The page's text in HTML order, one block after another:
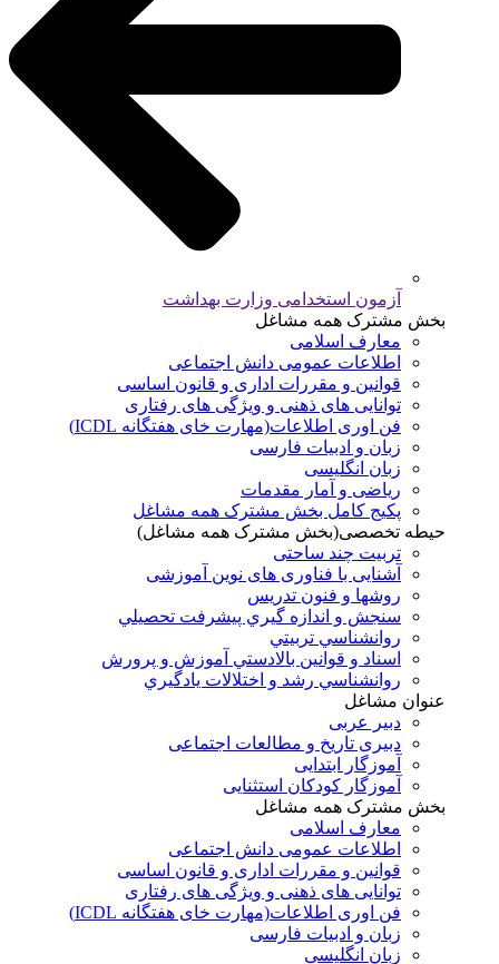
آزمون استخدامی وزارت بهداشت
بخش مشترک همه مشاغل
معارف اسلامی
اطلاعات عمومی دانش اجتماعی
قوانین و مقررات اداری و قانون اساسی
توانایی های ذهنی و ویژگی های رفتاری
فن اوری اطلاعات(مهارت خای هفتگانه ICDL)
زبان و ادبیات فارسی
زبان انگلیسی
ریاضی و آمار مقدمات
پکیج کامل بخش مشترک همه مشاغل
حیطه تخصصی(بخش مشترک همه مشاغل)
تربیت چند ساحتی
آشنایی با فناوری های نوین آموزشی
روشها و فنون تدريس
سنجش و اندازه گيري پيشرفت تحصيلي
روانشناسي تربيتي
اسناد و قوانين بالادستي آموزش و پرورش
روانشناسي رشد و اختلالات يادگيري
عنوان مشاغل
دبير عربی
دبیری تاریخ و مطالعات اجتماعی
آموزگار ابتدایی
آموزگار کودکان استثنایی
بخش مشترک همه مشاغل
معارف اسلامی
اطلاعات عمومی دانش اجتماعی
قوانین و مقررات اداری و قانون اساسی
توانایی های ذهنی و ویژگی های رفتاری
فن اوری اطلاعات(مهارت خای هفتگانه ICDL)
زبان و ادبیات فارسی
زبان انگلیسی